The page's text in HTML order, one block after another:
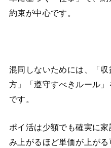
約束が中心です。
混同しないためには、「
方」「遵守すべきルール
です。
ポイ活は少額でも確実に
み上がるほど単価が上が